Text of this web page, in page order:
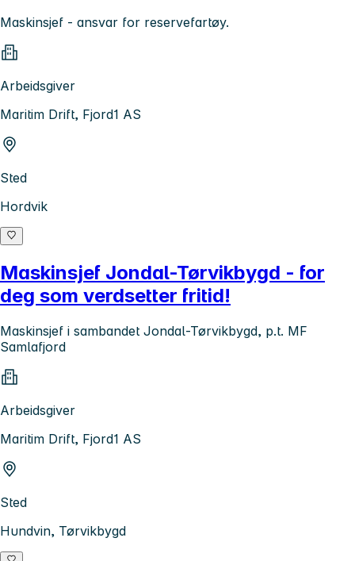
Maskinsjef - ansvar for reservefartøy.
Arbeidsgiver
Maritim Drift, Fjord1 AS
Sted
Hordvik
Maskinsjef Jondal-Tørvikbygd - for
deg som verdsetter fritid!
Maskinsjef i sambandet Jondal-Tørvikbygd, p.t. MF
Samlafjord
Arbeidsgiver
Maritim Drift, Fjord1 AS
Sted
Hundvin, Tørvikbygd